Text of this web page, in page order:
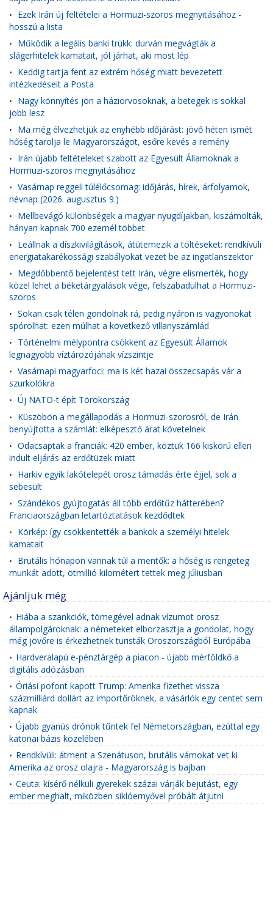
• Ezek Irán új feltételei a Hormuzi-szoros megnyitásához -
hosszú a lista
• Működik a legális banki trükk: durván megvágták a
slágerhitelek kamatait, jól járhat, aki most lép
• Keddig tartja fent az extrém hőség miatt bevezetett
intézkedéseit a Posta
• Nagy könnyítés jön a háziorvosoknak, a betegek is sokkal
jobb lesz
• Ma még élvezhetjük az enyhébb időjárást: jövő héten ismét
hőség tarolja le Magyarországot, esőre kevés a remény
• Irán újabb feltételeket szabott az Egyesült Államoknak a
Hormuzi-szoros megnyitásához
• Vasárnap reggeli túlélőcsomag: időjárás, hírek, árfolyamok,
névnap (2026. augusztus 9.)
• Mellbevágó különbségek a magyar nyugdíjakban, kiszámolták,
hányan kapnak 700 ezernél többet
• Leállnak a díszkivilágítások, átütemezik a töltéseket: rendkívüli
energiatakarékossági szabályokat vezet be az ingatlanszektor
• Megdöbbentő bejelentést tett Irán, végre elismerték, hogy
közel lehet a béketárgyalások vége, felszabadulhat a Hormuzi-
szoros
• Sokan csak télen gondolnak rá, pedig nyáron is vagyonokat
spórolhat: ezen múlhat a következő villanyszámlád
• Történelmi mélypontra csökkent az Egyesült Államok
legnagyobb víztározójának vízszintje
• Vasárnapi magyarfoci: ma is két hazai összecsapás vár a
szurkolókra
• Új NATO-t épít Törökország
• Küszöbön a megállapodás a Hormuzi-szorosról, de Irán
benyújtotta a számlát: elképesztő árat követelnek
• Odacsaptak a franciák: 420 ember, köztük 166 kiskorú ellen
indult eljárás az erdőtüzek miatt
• Harkiv egyik lakótelepét orosz támadás érte éjjel, sok a
sebesült
• Szándékos gyújtogatás áll több erdőtűz hátterében?
Franciaországban letartóztatások kezdődtek
• Körkép: így csökkentették a bankok a személyi hitelek
kamatait
• Brutális hónapon vannak túl a mentők: a hőség is rengeteg
munkát adott, ötmillió kilométert tettek meg júliusban
Ajánljuk még
• Hiába a szankciók, tömegével adnak vízumot orosz
állampolgároknak: a németeket elborzasztja a gondolat, hogy
még jövőre is érkezhetnek turisták Oroszországból Európába
• Hardveralapú e-pénztárgép a piacon - újabb mérföldkő a
digitális adózásban
• Óriási pofont kapott Trump: Amerika fizethet vissza
százmilliárd dollárt az importőröknek, a vásárlók egy centet sem
kapnak
• Újabb gyanús drónok tűntek fel Németországban, ezúttal egy
katonai bázis közelében
• Rendkívüli: átment a Szenátuson, brutális vámokat vet ki
Amerika az orosz olajra - Magyarország is bajban
• Ceuta: kísérő nélküli gyerekek százai várják bejutást, egy
ember meghalt, miközben siklóernyővel próbált átjutni